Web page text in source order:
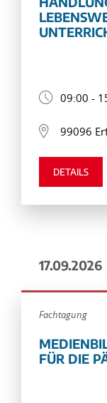
09:00 -
99096
DETAILS
17.09.2026
Fachtagung
FÜR DIE